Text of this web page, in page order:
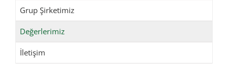
Grup Şirketimiz
Değerlerimiz
İletişim